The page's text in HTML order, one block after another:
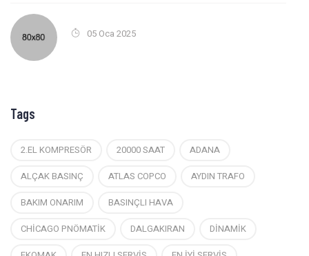
05 Oca 2025
Tags
2.EL KOMPRESÖR 20000 SAAT
ADANA
ALÇAK BASINÇ
ATLAS COPCO
AYDIN TRAFO
BAKIM ONARIM
BASINÇLI HAVA
CHİCAGO PNÖMATİK
DALGAKIRAN
DİNAMİK